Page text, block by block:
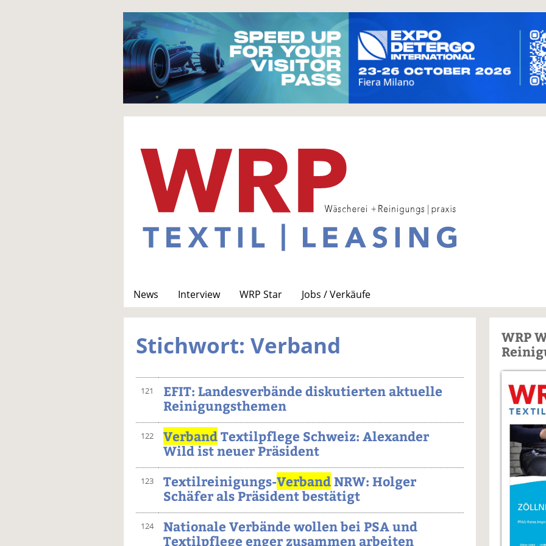
News Interview WRP Star
Jobs / Verkäufe
Stichwort: Verband
121
EFIT: Landesverbände diskutierten aktuelle
Reinigungsthemen
122 VerbandTextilpflege Schweiz: Alexander
Wild ist neuer Präsident
123 Textilreinigungs-VerbandNRW: Holger
Schäfer als Präsident bestätigt
124
Nationale Verbände wollen bei PSA und
Textilpflege enger zusammen arbeiten
WRP